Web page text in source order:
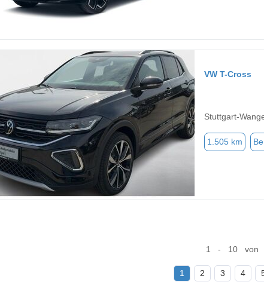
VW T-Cross
Stuttgart-
1.505 km
1 - 10 von
1 2 3 4